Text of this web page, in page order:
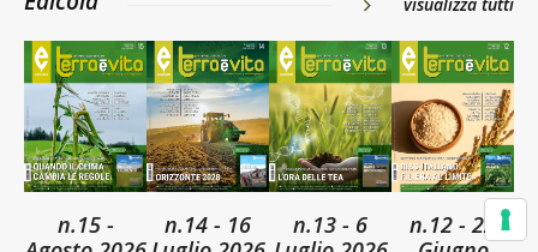
n.15 -
n.14 - 16
n.13 - 6
n.12 - 22